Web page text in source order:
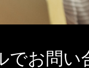
でお問い